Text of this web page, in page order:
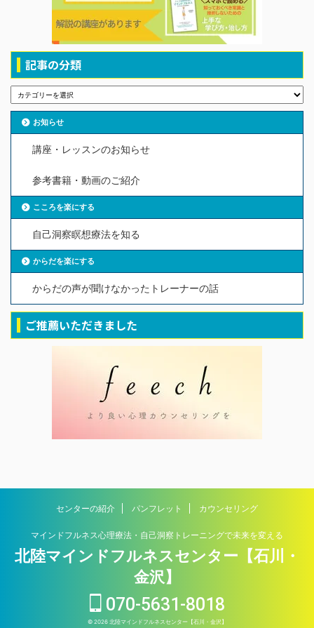
記事の分類
お知らせ
講座・レッスンのお知らせ
参考書籍・動画のご紹介
こころを楽にする
自己洞察瞑想療法を知る
からだを楽にする
からだの声が聞けなかったトレーナーの話
ご推薦いただきました
センターの紹介 パンフレット カウンセリング
マインドフルネス心理療法・自己洞察トレーニングで未来を変える
北陸マインドフルネスセンター【石川・
金沢】
070-5631-8018
© 2026 北陸マインドフルネスセンター【石川・金沢】